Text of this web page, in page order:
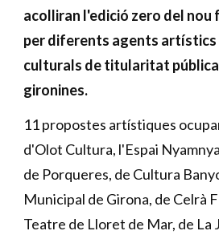
acolliran l'edició zero del
per diferents agents artístics
culturals de titularitat pública
gironines.
11 propostes artístiques
d'Olot Cultura, l'Espai
de Porqueres, de Cultura
Municipal de Girona, de Celrà
Teatre de Lloret de Mar, de La